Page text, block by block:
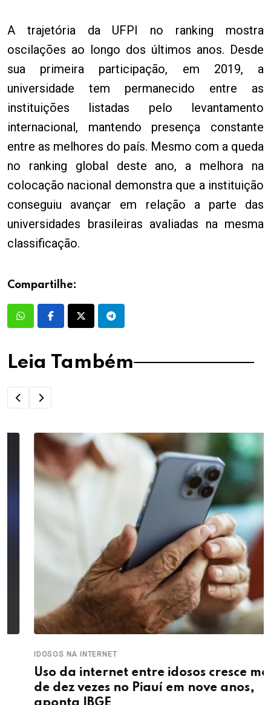
A trajetória da UFPI no ranking mostra
oscilações ao longo dos últimos anos. Desde
sua primeira participação, em 2019, a
universidade tem permanecido entre as
instituições listadas pelo levantamento
internacional, mantendo presença constante
entre as melhores do país. Mesmo com a queda
no ranking global deste ano, a melhora na
colocação nacional demonstra que a instituição
conseguiu avançar em relação a parte das
universidades brasileiras avaliadas na mesma
classificação.
Compartilhe:
Leia Também
IDOSOS NA INTERNET
Uso da internet entre idosos cresce mais
de dez vezes no Piauí em nove anos,